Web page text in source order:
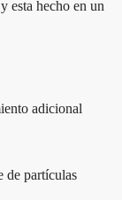
esta hecho en un
adicional
de partículas